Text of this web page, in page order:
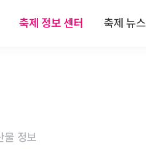
축제 정보 센터 축제 뉴스
정보
물 정보